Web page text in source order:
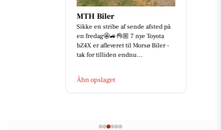
MTH Biler
Sikke en stribe af sende afsted på
en fredag🤩🚙👌🏼 7 nye Toyota
bZ4X er afleveret til Morsø Biler -
tak for tilliden endnu...
Åbn opslaget